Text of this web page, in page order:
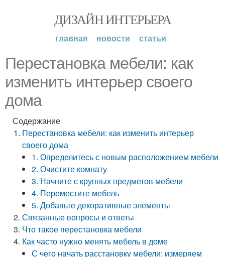
ДИЗАЙН ИНТЕРЬЕРА
главная новости статьи
Перестановка мебели: как
изменить интерьер своего
дома
Содержание
Перестановка мебели: как изменить интерьер
своего дома
1. Определитесь с новым расположением мебели
2. Очистите комнату
3. Начните с крупных предметов мебели
4. Переместите мебель
5. Добавьте декоративные элементы
Связанные вопросы и ответы
Что такое перестановка мебели
Как часто нужно менять мебель в доме
С чего начать расстановку мебели: измеряем